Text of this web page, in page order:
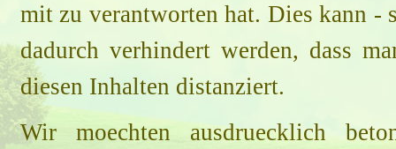
mit zu verantworten hat. Dies kann -
dadurch verhindert werden, dass
diesen Inhalten distanziert.
Wir moechten ausdruecklich